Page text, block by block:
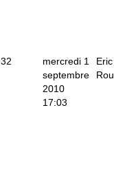
32
mercredi 1
septembre
2010
17:03
Eric